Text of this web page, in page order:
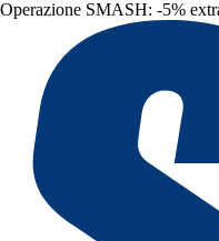
Operazione SMASH: -5%